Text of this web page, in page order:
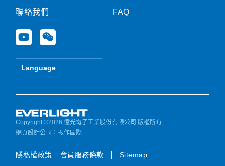
聯絡我們
Y
o
u
e
W
e
i
Language
FAQ
Copyright ©2026 億光電子工業股份有限公司 版權所有
網頁設計公司 ：振作國際
隱私權政策 會員服務條款 Sitemap